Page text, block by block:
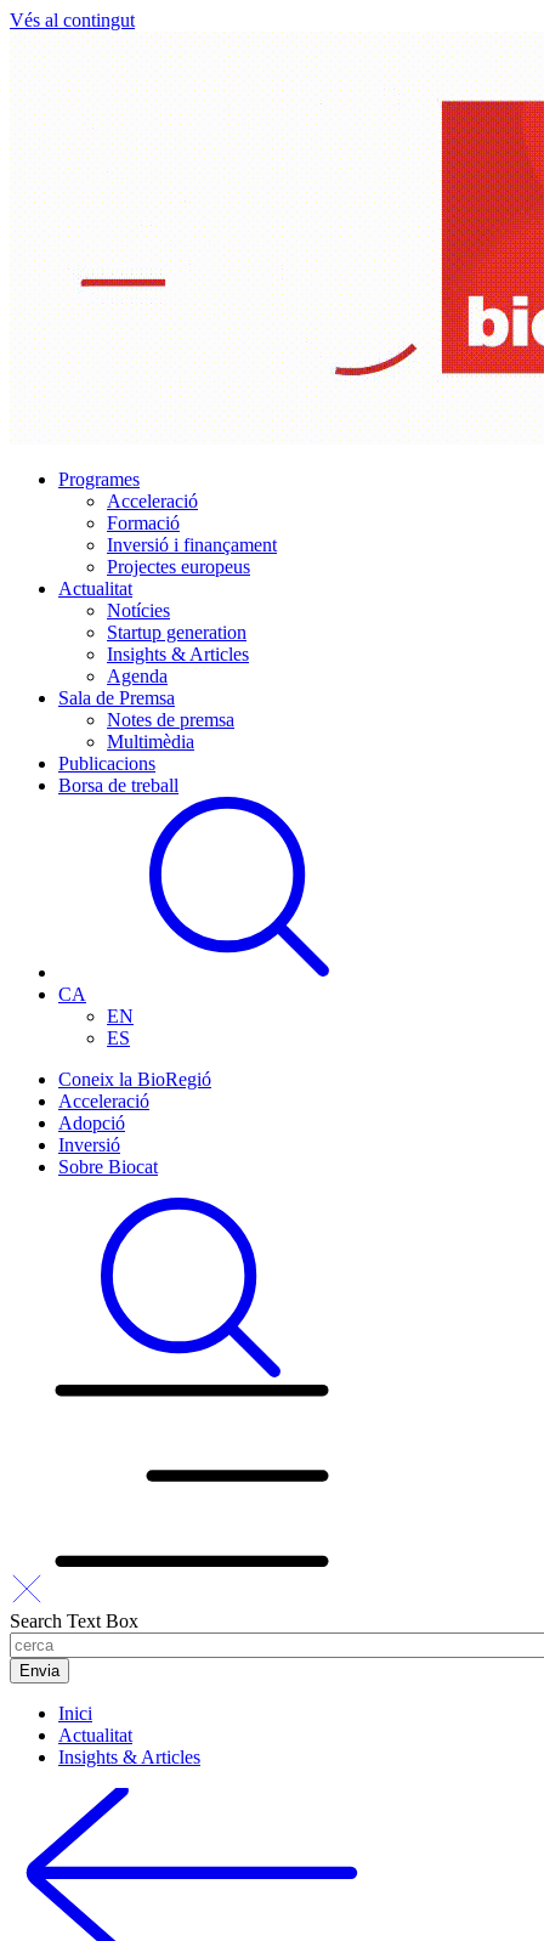
Vés al contingut
Programes
Acceleració
Formació
Inversió i finançament
Projectes europeus
Actualitat
Notícies
Startup generation
Insights & Articles
Agenda
Sala de Premsa
Notes de premsa
Multimèdia
Publicacions
Borsa de treball
CA
EN
ES
Coneix la BioRegió
Acceleració
Adopció
Inversió
Sobre Biocat
Search Text Box
Inici
Actualitat
Insights & Articles